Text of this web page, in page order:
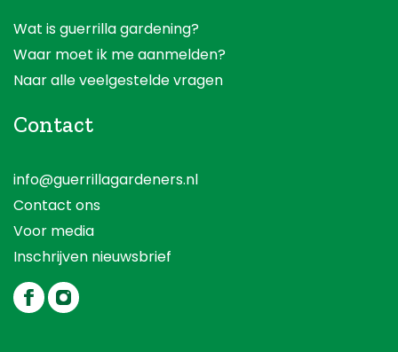
Wat is guerrilla gardening?
Waar moet ik me aanmelden?
Naar alle veelgestelde vragen
Contact
info@guerrillagardeners.nl
Contact ons
Voor media
Inschrijven nieuwsbrief